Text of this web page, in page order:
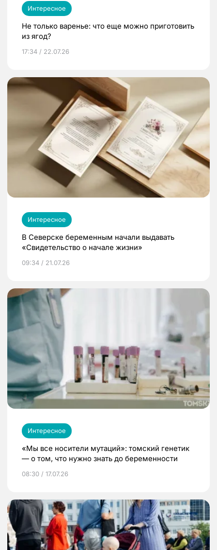
Интересное
Не только варенье: что еще можно приготовить
из ягод?
17:34 / 22.07.26
Интересное
В Северске беременным начали выдавать
«Свидетельство о начале жизни»
09:34 / 21.07.26
Интересное
«Мы все носители мутаций»: томский генетик
— о том, что нужно знать до беременности
08:30 / 17.07.26